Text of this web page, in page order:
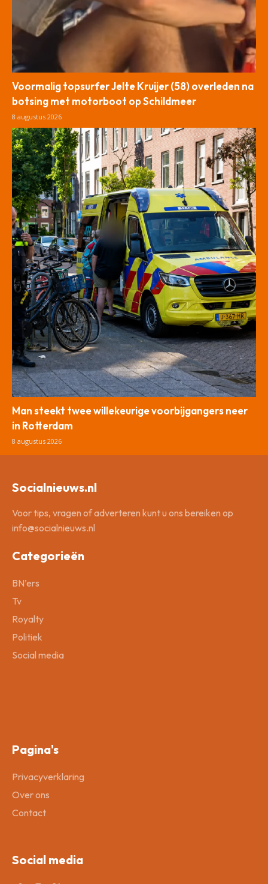
Voormalig topsurfer Jelte Kruijer (58) overleden na
botsing met motorboot op Schildmeer
8 augustus 2026
Man steekt twee willekeurige voorbijgangers neer
in Rotterdam
8 augustus 2026
Socialnieuws.nl
Voor tips, vragen of adverteren kunt u ons bereiken op
info@socialnieuws.nl
Categorieën
BN’ers
Tv
Royalty
Politiek
Social media
Pagina's
Privacyverklaring
Over ons
Contact
Social media